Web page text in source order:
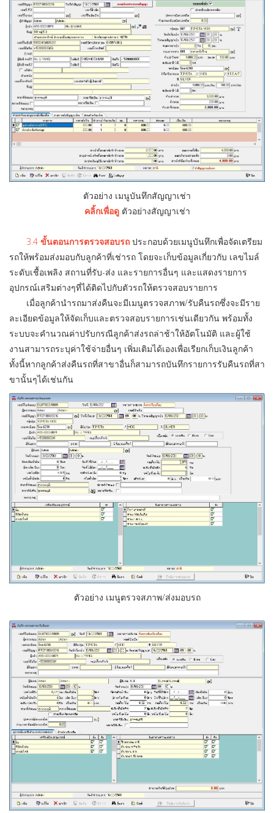
ตัวอย่าง เมนูบันทึกสัญญาเช่า
คลิ้กเพื่อดูตัวอย่างสัญญาเช่า
3.4 ขั้นตอนการตรวจสอบรถ ประกอบด้วยเมนูบันทึกเพื่อจัดเตรียม
รถให้พร้อมส่งมอบกับลูกค้าที่เช่ารถ โดยจะเก็บข้อมูลเกี่ยวกับ เลขไมล์
ระดับเชื้อเพลิง สถานที่รับ-ส่ง และรายการอื่นๆ และแสดงรายการ
อุปกรณ์เสริมต่างๆที่ได้ติดไปกับตัวรถให้ตรวจสอบรายการ
เมื่อลูกค้านำรถมาส่งคืนจะมีเมนูตรวจสภาพ/รับคืนรถซึ่งจะมีราย
ละเอียดข้อมูลให้จัดเก็บและตรวจสอบรายการเช่นเดียวกัน พร้อมทั้ง
ระบบจะคำนวณค่าปรับกรณีลูกค้าส่งรถล่าช้าให้อัตโนมัติ และผู้ใช้
งานสามารถระบุค่าใช้จ่ายอื่นๆ เพิ่มเติมได้เองเพื่อเรียกเก็บเงินลูกค้า
ทั้งนี้หากลูกค้าส่งคืนรถที่สาขาอื่นก็สามารถบันทึกรายการรับคืนรถที่สา
ขานั้นๆได้เช่นกัน
ตัวอย่าง เมนูตรวจสภาพ/ส่งมอบรถ